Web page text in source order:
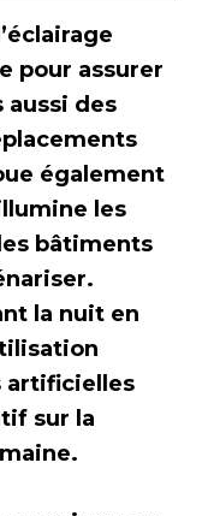
pour assurer
aussi des
également
les
bâtiments
la nuit en
artificielles
sur la